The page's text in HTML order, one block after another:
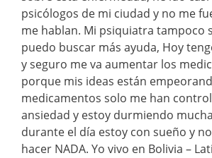
psicólogos de mi ciudad y no me
me hablan. Mi psiquiatra tampoco
puedo buscar más ayuda, Hoy
y seguro me va aumentar los
porque mis ideas están
medicamentos solo me han
ansiedad y estoy durmiendo
durante el día estoy con sueño y
hacer NADA. Yo vivo en Bolivia –